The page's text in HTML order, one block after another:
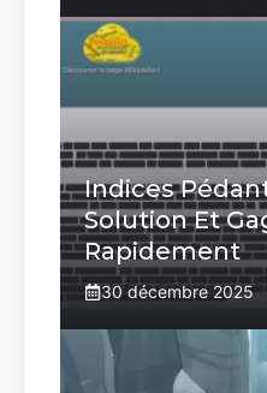
Indices
Solution Et
Rapidement
30 décembre 2025